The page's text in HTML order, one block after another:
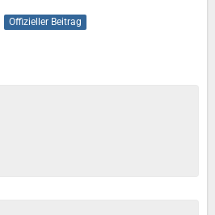
Offizieller Beitrag